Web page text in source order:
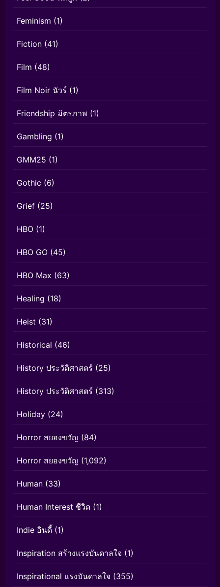
Feminism (1)
Fiction (41)
Film (48)
Film Noir นัวร์ (1)
Friendship มิตรภาพ (1)
Gambling (1)
GMM25 (1)
Gothic (6)
Grief (25)
HBO (1)
HBO GO (45)
HBO Max (63)
Healing (18)
Heist (31)
Historical (46)
History ประวัติศาสตร์ (25)
History ประวัติศาสตร์ (313)
Holiday (24)
Horror สยองขวัญ (84)
Horror สยองขวัญ (1,092)
Human (33)
Human Interest ชีวิต (1)
Indie อินดี้ (1)
Inspiration สร้างแรงบันดาลใจ (1)
Inspirational แรงบันดาลใจ (355)